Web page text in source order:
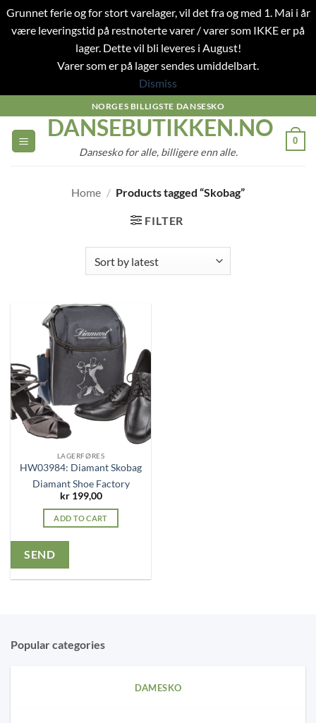
Grunnet ferie og for stort varelager, vil det fra og med 1. Mai i år
være leveringstid på restnoterte varer / varer som IKKE er på
lager. Dette vil bli leveres i August!
Varer som er på lager sendes umiddelbart.
Dismiss
to
content
NORGES BILLIGSTE DANSESKO
DANSEBUTIKKEN.NO
Dansesko for alle, billigere enn alle.
0
Home / Products tagged “Skobag”
FILTER
LAGERFØRES
HW03984: Diamant Skobag
Diamant Shoe Factory
kr199,00
ADD TO CART
SEND
Popular categories
DAMESKO